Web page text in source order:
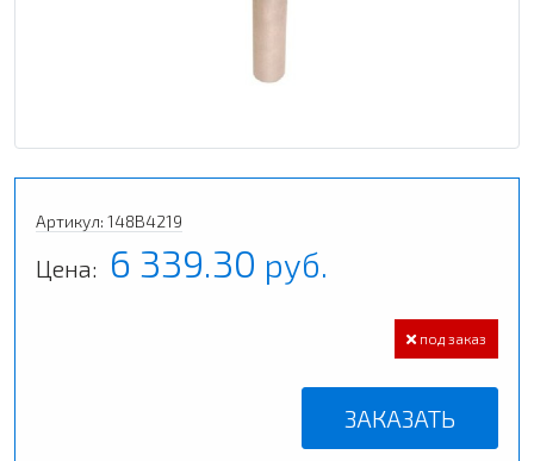
Артикул: 148B4219
Цена: 6 339.30 руб.
под заказ
ЗАКАЗАТЬ